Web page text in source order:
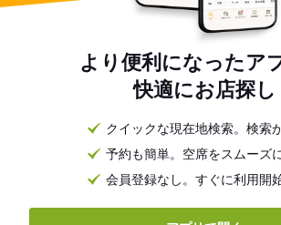
より便利になったア
快適にお店探し
クイックな現在地検索。検索
予約も簡単。空席をスムーズ
会員登録なし。すぐに利用開